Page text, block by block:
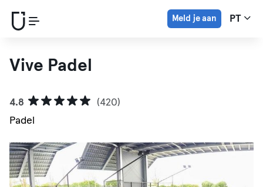
Meld je aan PT
Vive Padel
4.8
(420)
Padel